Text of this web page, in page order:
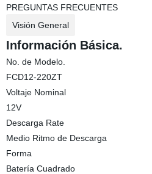
PREGUNTAS FRECUENTES
Visión General
Información Básica.
No. de Modelo.
FCD12-220ZT
Voltaje Nominal
12V
Descarga Rate
Medio Ritmo de Descarga
Forma
Batería Cuadrado